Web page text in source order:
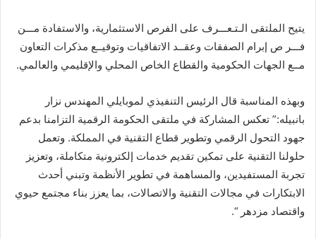
يتيح الملتقى الـتـعـــرف على الفرص الاستثمارية، والاستفادة مـــن
فـــر ص إبرام الصفقات وعقــد الاتفاقيات وتوقيــع مذكرات التعاون
مــع الجهات الحكومية والقطاع الخاص المحلي والإقليمي والعالمي.
وبهذه المناسبة قال الرئيس التنفيذي لموبايلي المهندس نزار
بانبيله:” تعكس المشاركة في ملتقى الحكومة الرقمية التزامنا بدعم
جهود التحول الرقمي وتطوير قطاع التقنية في المملكة. وتعمل
حلولنا التقنية على تمكين تقديم خدمات إلكترونية متكاملة، وتعزيز
تجربة المستفيدين، والمساهمة في تطوير الأنظمة وتبني أحدث
الابتكارات في مجالات التقنية والاتصالات، بما يعزز بناء مجتمع حيوي
واقتصاد مزدهر “.